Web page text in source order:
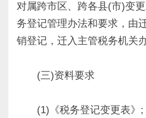
对属跨市区、跨各县(市)变
务登记管理办法和要求，由
销登记，迁入主管税务机关
(三)资料要求
(1)《税务登记变更表》;